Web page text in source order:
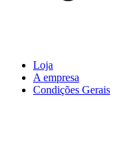
Loja
A empresa
Condições Gerais